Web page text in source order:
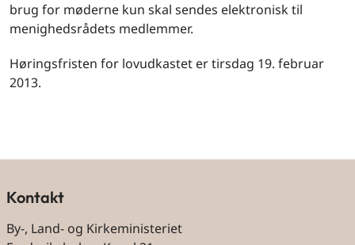
brug for møderne kun skal sendes elektronisk til
menighedsrådets medlemmer.
Høringsfristen for lovudkastet er tirsdag 19. februar
2013.
Kontakt
By-, Land- og Kirkeministeriet